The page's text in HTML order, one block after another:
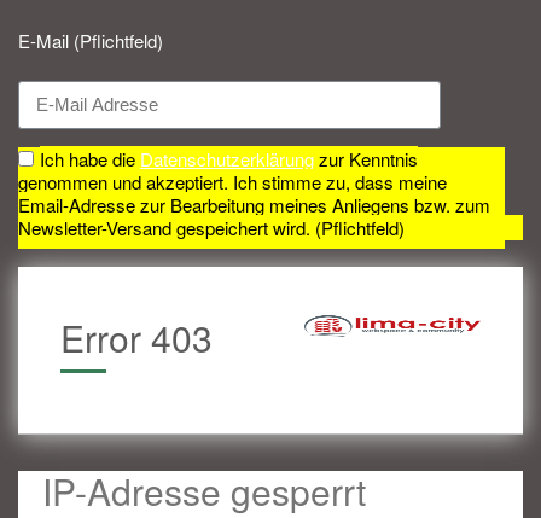
E-Mail (Pflichtfeld)
Ich habe die Datenschutzerklärungzur Kenntnis
genommen und akzeptiert. Ich stimme zu, dass meine
Email-Adresse zur Bearbeitung meines Anliegens bzw. zum
Newsletter-Versand gespeichert wird. (Pflichtfeld)
Error 403
IP-Adresse gesperrt